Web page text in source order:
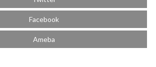
Facebook
Ameba